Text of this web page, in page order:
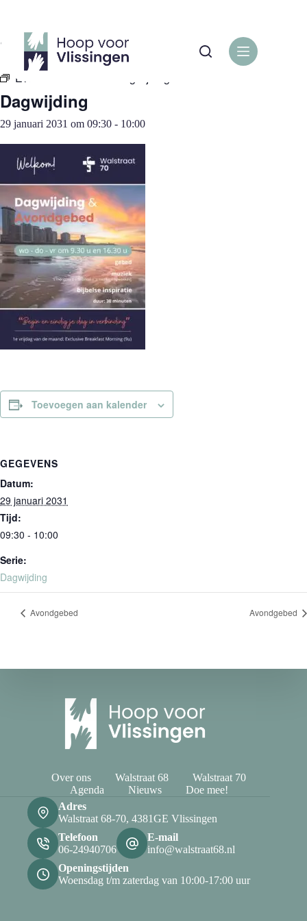
inhoud
« Alle Evenementen
Evenementenreeks:
Dagwijding
29 januari 2031 om 09:30 - 10:00
Toevoegen aan kalender
GEGEVENS
Datum:
29 januari 2031
Tijd:
09:30 - 10:00
Serie:
Dagwijding
Avondgebed Avondgebed
Over ons Walstraat 68
Walstraat 70
Agenda
Nieuws
Doe mee!
Adres
Walstraat 68-70, 4381GE Vlissingen
Telefoon
06-24940706
E-mail
info@walstraat68.nl
Openingstijden
Woensdag t/m zaterdag van 10:00-17:00 uur